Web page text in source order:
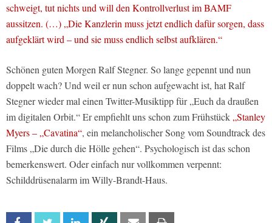
schweigt, tut nichts und will den Kontrollverlust im BAMF
aussitzen. (…) „Die Kanzlerin muss jetzt endlich dafür sorgen, dass
aufgeklärt wird – und sie muss endlich selbst aufklären.“
Schönen guten Morgen Ralf Stegner. So lange gepennt und nun
doppelt wach? Und weil er nun schon aufgewacht ist, hat Ralf
Stegner wieder mal einen Twitter-Musiktipp für „Euch da draußen
im digitalen Orbit.“ Er empfiehlt uns schon zum Frühstück „Stanley
Myers – „Cavatina“, ein melancholischer Song vom Soundtrack des
Films „Die durch die Hölle gehen“. Psychologisch ist das schon
bemerkenswert. Oder einfach nur vollkommen verpennt:
Schilddrüsenalarm im Willy-Brandt-Haus.